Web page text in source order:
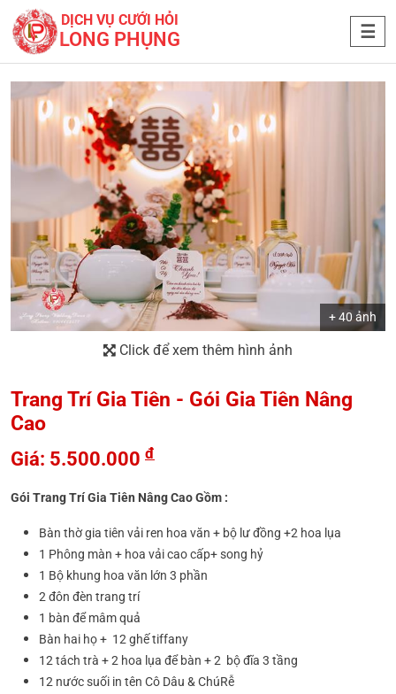
DỊCH VỤ CƯỚI HỎI
LONG PHỤNG
+ 40 ảnh
Click để xem thêm hình ảnh
Trang Trí Gia Tiên - Gói Gia Tiên Nâng
Cao
Giá: 5.500.000 đ
Gói Trang Trí Gia Tiên Nâng Cao Gồm :
Bàn thờ gia tiên vải ren hoa văn + bộ lư đồng +2 hoa lụa
1 Phông màn + hoa vải cao cấp+ song hỷ
1 Bộ khung hoa văn lớn 3 phần
2 đôn đèn trang trí
1 bàn để mâm quả
Bàn hai họ + 12 ghế tiffany
12 tách trà + 2 hoa lụa để bàn + 2 bộ đĩa 3 tầng
12 nước suối in tên Cô Dâu & ChúRễ